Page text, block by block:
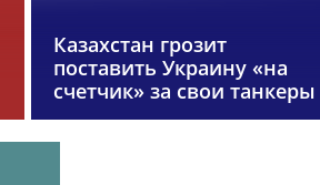
Казахстан грозит
поставить Украину «на
счетчик» за свои танкеры